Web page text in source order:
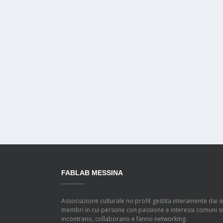
FABLAB MESSINA
Associazione culturale no profit gestita interamente dai
membri in cui persone con passione e interessi comuni si
incontrano, collaborano e fanno networking.